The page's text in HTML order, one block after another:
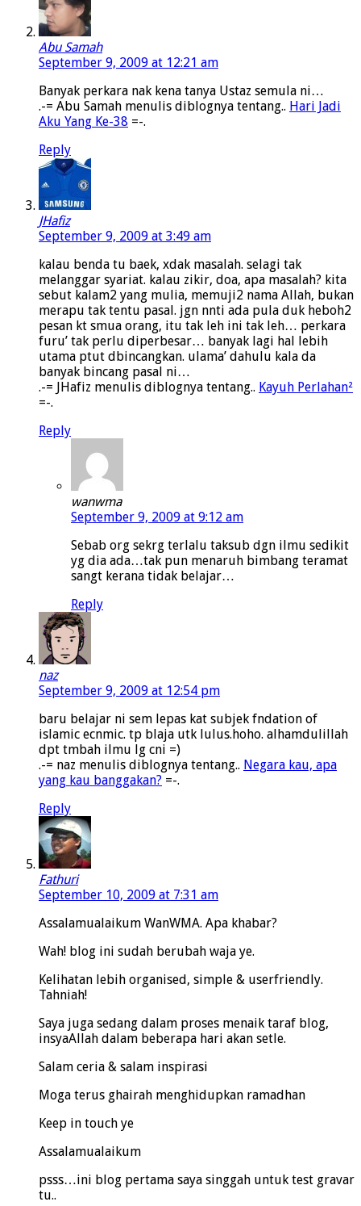
Abu Samah
September 9, 2009 at 12:21 am
Banyak perkara nak kena tanya Ustaz semula ni…
.-= Abu Samah menulis diblognya tentang.. Hari Jadi
Aku Yang Ke-38 =-.
Reply
JHafiz
September 9, 2009 at 3:49 am
kalau benda tu baek, xdak masalah. selagi tak
melanggar syariat. kalau zikir, doa, apa masalah? kita
sebut kalam2 yang mulia, memuji2 nama Allah, bukan
merapu tak tentu pasal. jgn nnti ada pula duk heboh2
pesan kt smua orang, itu tak leh ini tak leh… perkara
furu’ tak perlu diperbesar… banyak lagi hal lebih
utama ptut dbincangkan. ulama’ dahulu kala da
banyak bincang pasal ni…
.-= JHafiz menulis diblognya tentang.. Kayuh Perlahan²
=-.
Reply
wanwma
September 9, 2009 at 9:12 am
Sebab org sekrg terlalu taksub dgn ilmu sedikit
yg dia ada…tak pun menaruh bimbang teramat
sangt kerana tidak belajar…
Reply
naz
September 9, 2009 at 12:54 pm
baru belajar ni sem lepas kat subjek fndation of
islamic ecnmic. tp blaja utk lulus.hoho. alhamdulillah
dpt tmbah ilmu lg cni =)
.-= naz menulis diblognya tentang.. Negara kau, apa
yang kau banggakan? =-.
Reply
Fathuri
September 10, 2009 at 7:31 am
Assalamualaikum WanWMA. Apa khabar?
Wah! blog ini sudah berubah waja ye.
Kelihatan lebih organised, simple & userfriendly.
Tahniah!
Saya juga sedang dalam proses menaik taraf blog,
insyaAllah dalam beberapa hari akan setle.
Salam ceria & salam inspirasi
Moga terus ghairah menghidupkan ramadhan
Keep in touch ye
Assalamualaikum
psss…ini blog pertama saya singgah untuk test gravar
tu..